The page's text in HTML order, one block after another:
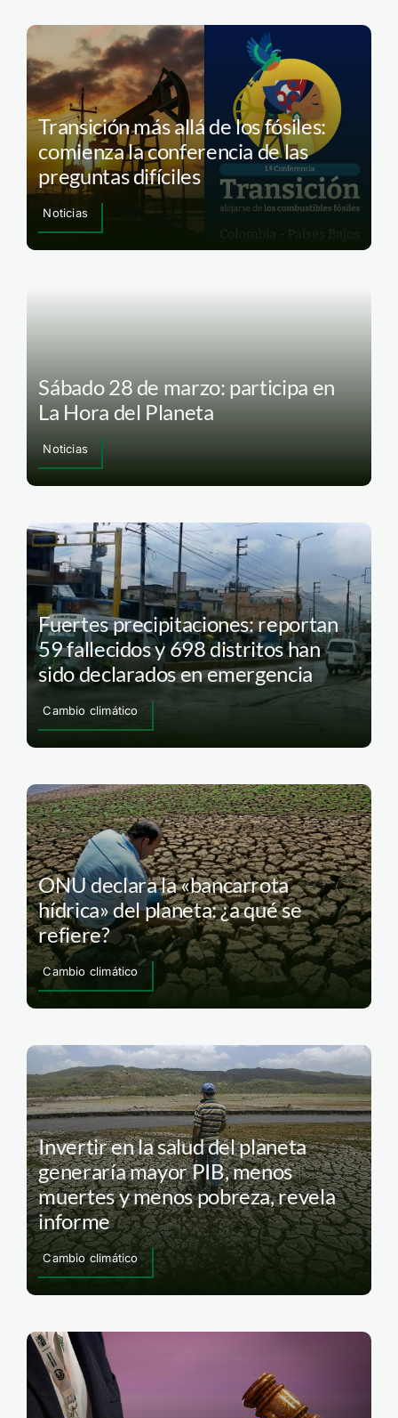
Transición más allá de los fósiles:
comienza la conferencia de las
preguntas difíciles
Noticias
Sábado 28 de marzo: participa en
La Hora del Planeta
Noticias
Fuertes precipitaciones: reportan
59 fallecidos y 698 distritos han
sido declarados en emergencia
Cambio climático
ONU declara la «bancarrota
hídrica» del planeta: ¿a qué se
refiere?
Cambio climático
Invertir en la salud del planeta
generaría mayor PIB, menos
muertes y menos pobreza, revela
informe
Cambio climático